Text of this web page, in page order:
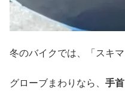
冬のバイクでは、「スキ
グローブまわりなら、 手